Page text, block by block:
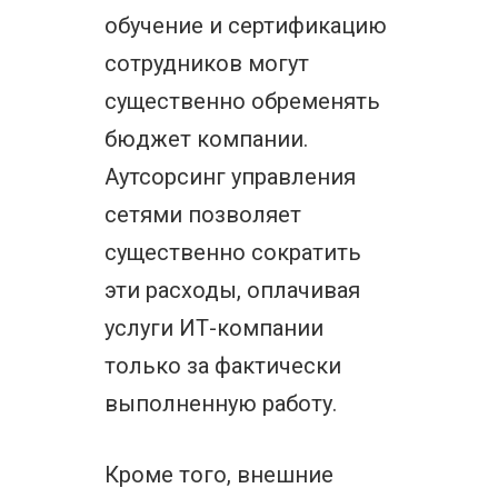
обучение и сертификацию
сотрудников могут
существенно обременять
бюджет компании.
Аутсорсинг управления
сетями позволяет
существенно сократить
эти расходы, оплачивая
услуги ИТ-компании
только за фактически
выполненную работу.
Кроме того, внешние